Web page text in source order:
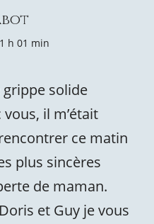
h 01 min
solide
vous, il m’était
ce matin
plus sincères
de maman.
et Guy je vous